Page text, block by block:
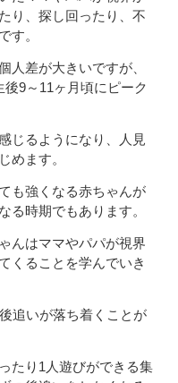
り、探し回ったり、不
す。
人差が大きいですが、
9～11ヶ月頃にピーク
じるようになり、人見
めます。
も強くなる赤ちゃんが
る時期でもあります。
んはママやパパが視界
くることを学んでいき
追いが落ち着くことが
たり1人遊びができる集